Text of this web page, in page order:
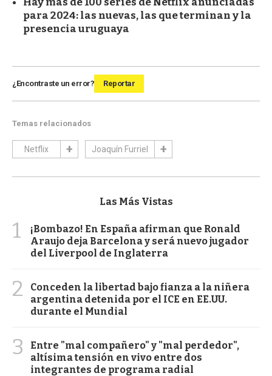
para 2024: las nuevas, las que terminan y la
presencia uruguaya
¿Encontraste un error? Reportar
Temas relacionados
Netflix Joaquín Furriel
Las Más Vistas
1
¡Bombazo! En España afirman que Ronald
Araujo deja Barcelona y será nuevo jugador
del Liverpool de Inglaterra
2
Conceden la libertad bajo fianza a la niñera
argentina detenida por el ICE en EE.UU.
durante el Mundial
3
Entre "mal compañero" y "mal perdedor",
altísima tensión en vivo entre dos
integrantes de programa radial